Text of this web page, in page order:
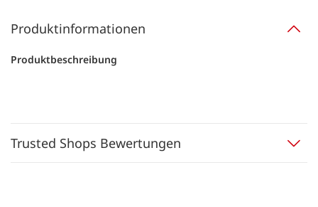
Produktinformationen
Produktbeschreibung
Trusted Shops Bewertungen